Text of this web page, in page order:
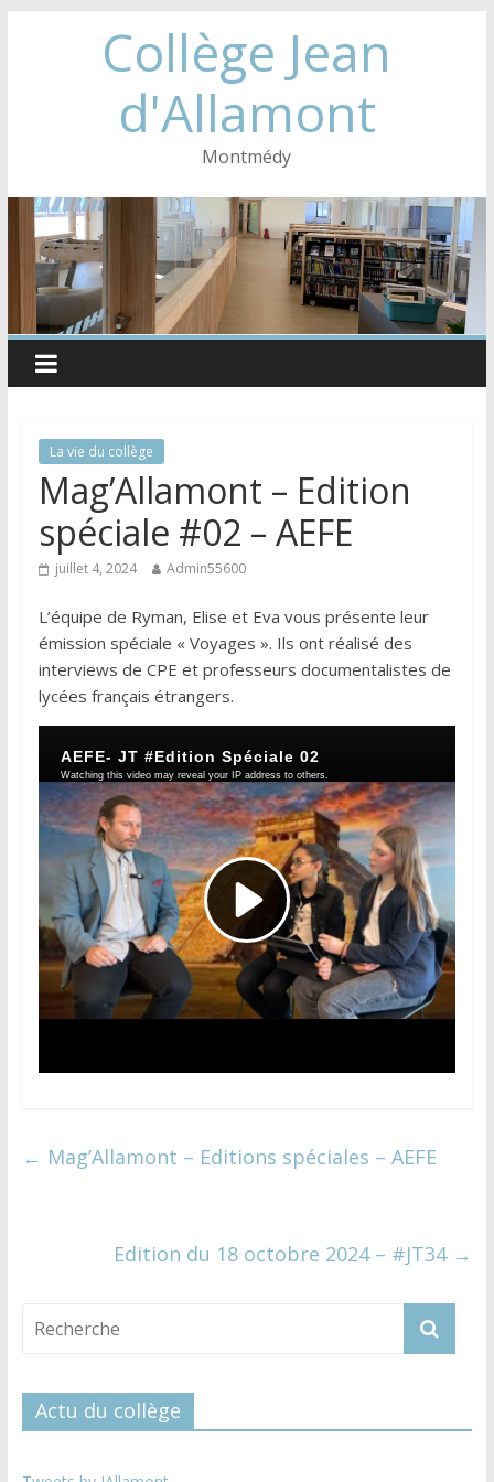
Collège Jean
d'Allamont
Montmédy
La vie du collège
Mag’Allamont – Edition
spéciale #02 – AEFE
juillet 4, 2024 Admin55600
L’équipe de Ryman, Elise et Eva vous présente leur
émission spéciale « Voyages ». Ils ont réalisé des
interviews de CPE et professeurs documentalistes de
lycées français étrangers.
← Mag’Allamont – Editions spéciales – AEFE
Edition du 18 octobre 2024 – #JT34 →
Actu du collège